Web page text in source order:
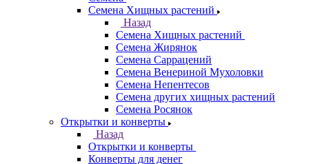
Семена Хищных растений
Назад
Семена Хищных растений
Семена Жирянок
Семена Саррацений
Семена Венериной Мухоловки
Семена Непентесов
Семена других хищных растений
Семена Росянок
Открытки и конверты
Назад
Открытки и конверты
Конверты для денег